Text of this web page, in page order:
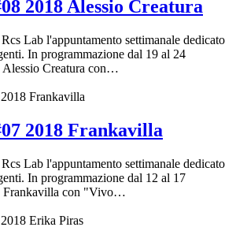
2018 Alessio Creatura
Lab l'appuntamento settimanale dedicato
In programmazione dal 19 al 24
Creatura con…
2018 Frankavilla
Lab l'appuntamento settimanale dedicato
In programmazione dal 12 al 17
con "Vivo…